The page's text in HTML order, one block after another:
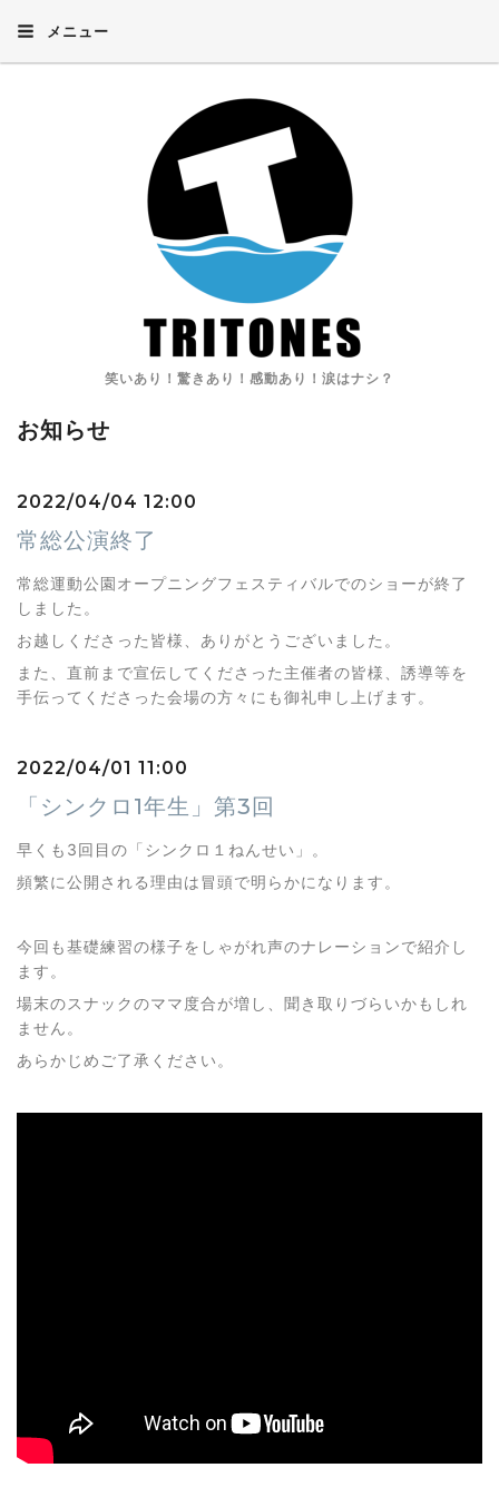
メニュー
笑いあり！驚きあり！感動あり！涙はナシ？
お知らせ
2022/04/04 12:00
常総公演終了
常総運動公園オープニングフェスティバルでのショーが終了
しました。
お越しくださった皆様、ありがとうございました。
また、直前まで宣伝してくださった主催者の皆様、誘導等を
手伝ってくださった会場の方々にも御礼申し上げます。
2022/04/01 11:00
「シンクロ1年生」第3回
早くも3回目の「シンクロ１ねんせい」。
頻繁に公開される理由は冒頭で明らかになります。
今回も基礎練習の様子をしゃがれ声のナレーションで紹介し
ます。
場末のスナックのママ度合が増し、聞き取りづらいかもしれ
ません。
あらかじめご了承ください。